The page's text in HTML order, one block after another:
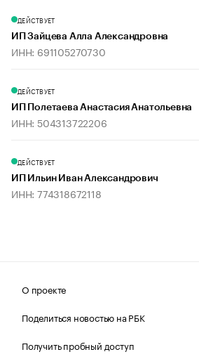
ДЕЙСТВУЕТ
ИП Зайцева Алла Александровна
ИНН: 691105270730
ДЕЙСТВУЕТ
ИП Полетаева Анастасия Анатольевна
ИНН: 504313722206
ДЕЙСТВУЕТ
ИП Ильин Иван Александрович
ИНН: 774318672118
О проекте
Поделиться новостью на РБК
Получить пробный доступ